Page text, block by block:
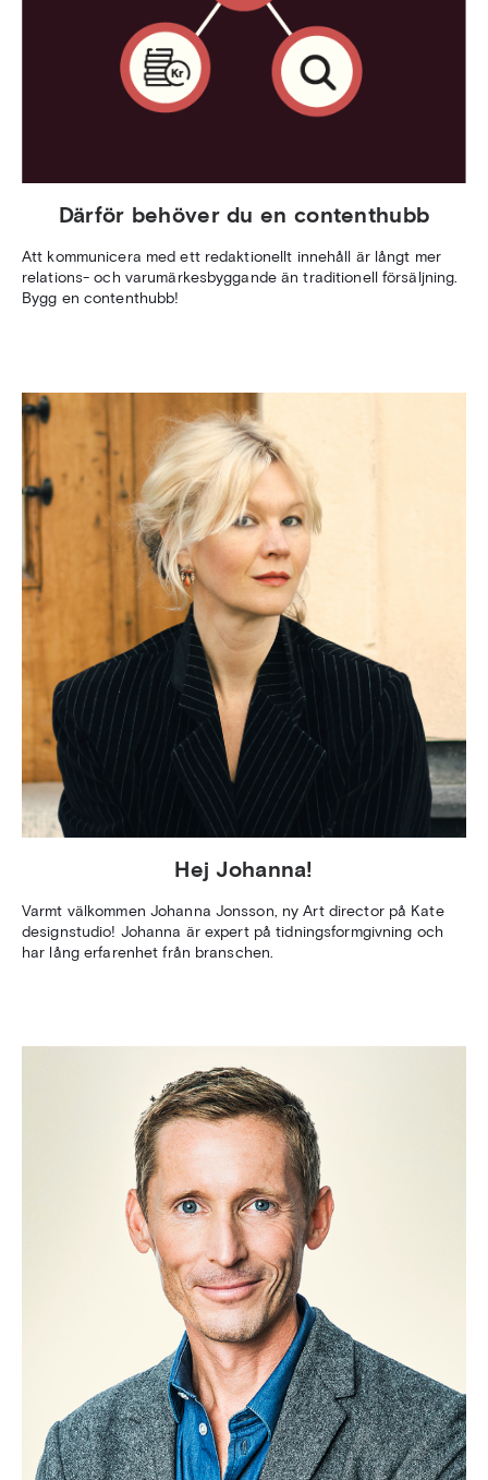
Därför behöver du en contenthubb
Att kommunicera med ett redaktionellt innehåll är långt mer
relations- och varumärkesbyggande än traditionell försäljning.
Bygg en contenthubb!
Hej Johanna!
Varmt välkommen Johanna Jonsson, ny Art director på Kate
designstudio! Johanna är expert på tidningsformgivning och
har lång erfarenhet från branschen.